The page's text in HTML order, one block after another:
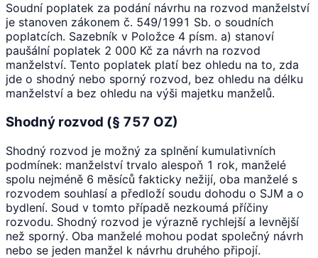
Soudní poplatek za podání návrhu na rozvod manželství
je stanoven zákonem č. 549/1991 Sb. o soudních
poplatcích. Sazebník v Položce 4 písm. a) stanoví
paušální poplatek 2 000 Kč za návrh na rozvod
manželství. Tento poplatek platí bez ohledu na to, zda
jde o shodný nebo sporný rozvod, bez ohledu na délku
manželství a bez ohledu na výši majetku manželů.
Shodný rozvod (§ 757 OZ)
Shodný rozvod je možný za splnění kumulativních
podmínek: manželství trvalo alespoň 1 rok, manželé
spolu nejméně 6 měsíců fakticky nežijí, oba manželé s
rozvodem souhlasí a předloží soudu dohodu o SJM a o
bydlení. Soud v tomto případě nezkoumá příčiny
rozvodu. Shodný rozvod je výrazně rychlejší a levnější
než sporný. Oba manželé mohou podat společný návrh
nebo se jeden manžel k návrhu druhého připojí.